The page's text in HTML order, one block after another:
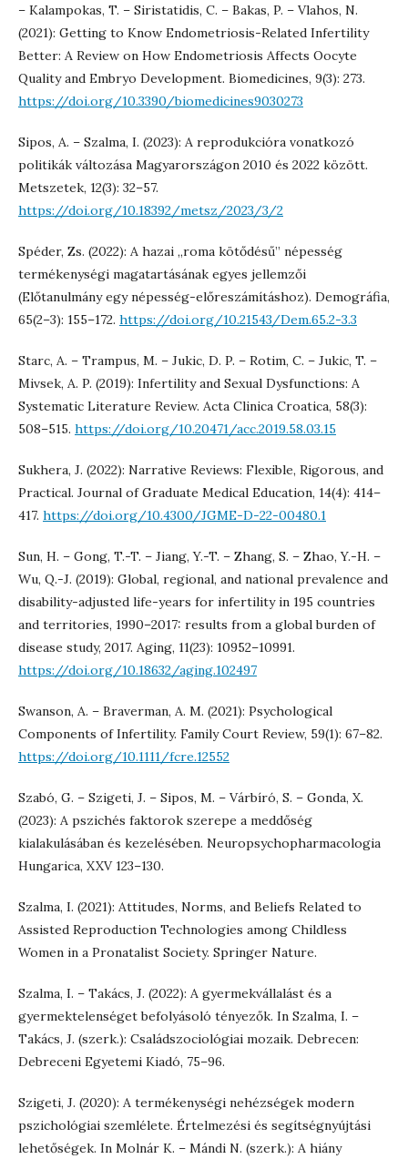
– Kalampokas, T. – Siristatidis, C. – Bakas, P. – Vlahos, N.
(2021): Getting to Know Endometriosis-Related Infertility
Better: A Review on How Endometriosis Affects Oocyte
Quality and Embryo Development. Biomedicines, 9(3): 273.
https://doi.org/10.3390/biomedicines9030273
Sipos, A. – Szalma, I. (2023): A reprodukcióra vonatkozó
politikák változása Magyarországon 2010 és 2022 között.
Metszetek, 12(3): 32–57.
https://doi.org/10.18392/metsz/2023/3/2
Spéder, Zs. (2022): A hazai „roma kötődésű” népesség
termékenységi magatartásának egyes jellemzői
(Előtanulmány egy népesség-előreszámításhoz). Demográfia,
65(2–3): 155–172. https://doi.org/10.21543/Dem.65.2-3.3
Starc, A. – Trampus, M. – Jukic, D. P. – Rotim, C. – Jukic, T. –
Mivsek, A. P. (2019): Infertility and Sexual Dysfunctions: A
Systematic Literature Review. Acta Clinica Croatica, 58(3):
508–515. https://doi.org/10.20471/acc.2019.58.03.15
Sukhera, J. (2022): Narrative Reviews: Flexible, Rigorous, and
Practical. Journal of Graduate Medical Education, 14(4): 414–
417. https://doi.org/10.4300/JGME-D-22-00480.1
Sun, H. – Gong, T.-T. – Jiang, Y.-T. – Zhang, S. – Zhao, Y.-H. –
Wu, Q.-J. (2019): Global, regional, and national prevalence and
disability-adjusted life-years for infertility in 195 countries
and territories, 1990–2017: results from a global burden of
disease study, 2017. Aging, 11(23): 10952–10991.
https://doi.org/10.18632/aging.102497
Swanson, A. – Braverman, A. M. (2021): Psychological
Components of Infertility. Family Court Review, 59(1): 67–82.
https://doi.org/10.1111/fcre.12552
Szabó, G. – Szigeti, J. – Sipos, M. – Várbíró, S. – Gonda, X.
(2023): A pszichés faktorok szerepe a meddőség
kialakulásában és kezelésében. Neuropsychopharmacologia
Hungarica, XXV 123–130.
Szalma, I. (2021): Attitudes, Norms, and Beliefs Related to
Assisted Reproduction Technologies among Childless
Women in a Pronatalist Society. Springer Nature.
Szalma, I. – Takács, J. (2022): A gyermekvállalást és a
gyermektelenséget befolyásoló tényezők. In Szalma, I. –
Takács, J. (szerk.): Családszociológiai mozaik. Debrecen:
Debreceni Egyetemi Kiadó, 75–96.
Szigeti, J. (2020): A termékenységi nehézségek modern
pszichológiai szemlélete. Értelmezési és segítségnyújtási
lehetőségek. In Molnár K. – Mándi N. (szerk.): A hiány